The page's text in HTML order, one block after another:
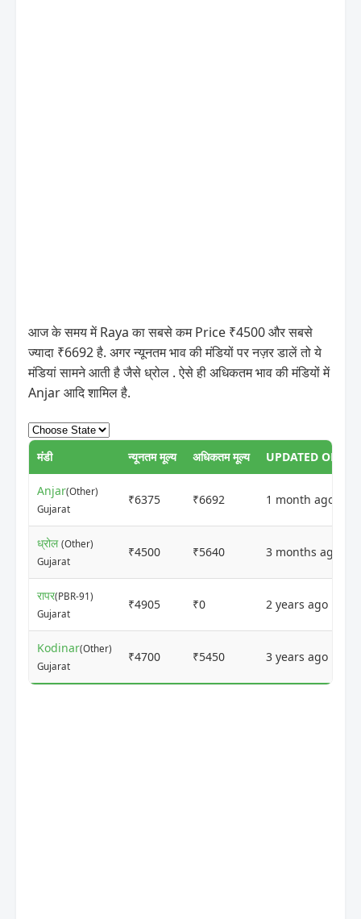
आज के समय में Raya का सबसे कम Price ₹4500 और सबसे
ज्यादा ₹6692 है. अगर न्यूनतम भाव की मंडियों पर नज़र डालें तो ये
मंडियां सामने आती है जैसे ध्रोल . ऐसे ही अधिकतम भाव की मंडियों में
Anjar आदि शामिल है.
मंडी न्यूनतम मूल्य अधिकतम मूल्य UPDATED ON
Anjar(Other)
Gujarat
₹6375 ₹6692 1 month ago
ध्रोल (Other)
Gujarat
₹4500 ₹5640 3 months ago
रापर(PBR-91)
Gujarat
₹4905 ₹0 2 years ago
Kodinar(Other)
Gujarat
₹4700 ₹5450 3 years ago